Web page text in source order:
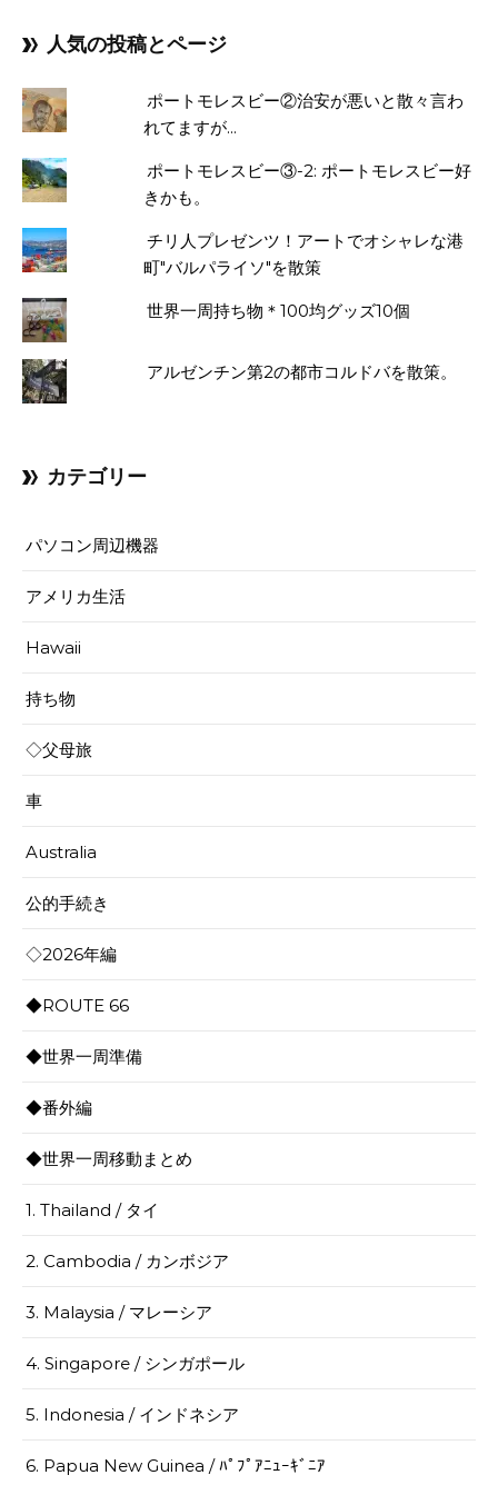
人気の投稿とページ
ポートモレスビー②治安が悪いと散々言わ
れてますが...
ポートモレスビー③-2: ポートモレスビー好
きかも。
チリ人プレゼンツ！アートでオシャレな港
町"バルパライソ"を散策
世界一周持ち物＊100均グッズ10個
アルゼンチン第2の都市コルドバを散策。
カテゴリー
パソコン周辺機器
アメリカ生活
Hawaii
持ち物
◇父母旅
車
Australia
公的手続き
◇2026年編
◆ROUTE 66
◆世界一周準備
◆番外編
◆世界一周移動まとめ
1. Thailand / タイ
2. Cambodia / カンボジア
3. Malaysia / マレーシア
4. Singapore / シンガポール
5. Indonesia / インドネシア
6. Papua New Guinea / ﾊﾟﾌﾟｱﾆｭｰｷﾞﾆｱ